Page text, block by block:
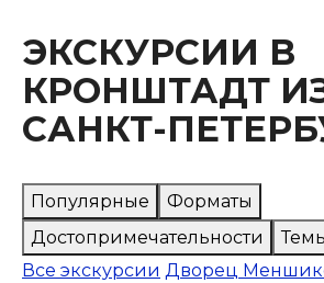
ЭКСКУРСИИ В
КРОНШТАДТ
САНКТ-
Популярные
Форматы
Достопримечательности
Все экскурсии Дворец